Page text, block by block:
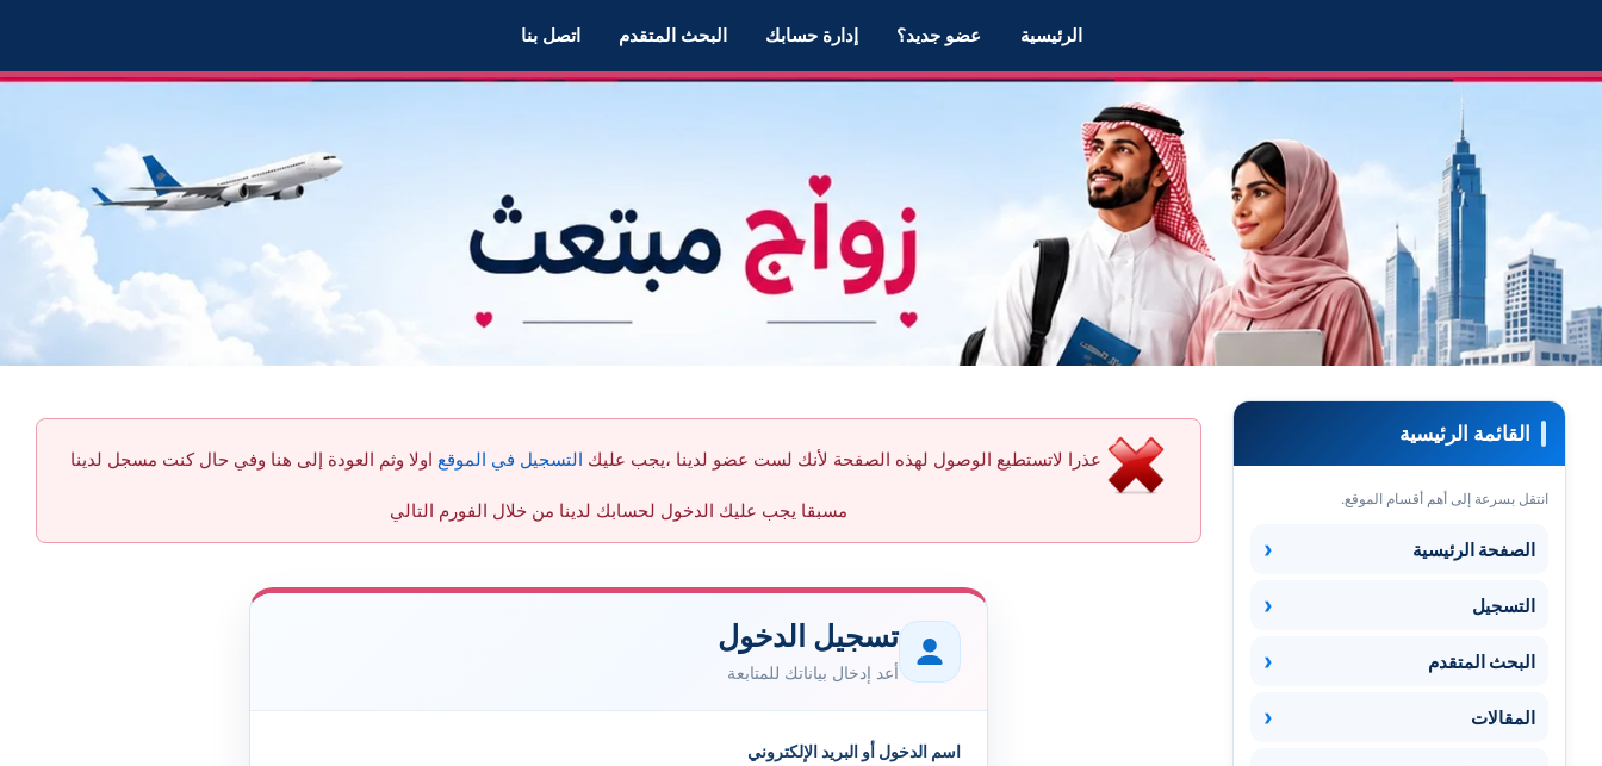
الرئيسية عضو جديد؟ إدارة حسابك البحث المتقدم اتصل بنا
عذرا لاتستطيع الوصول لهذه الصفحة لأنك لست عضو لدينا ،يجب عليك التسجيل في الموقع اولا وثم العودة إلى هنا وفي حال كنت مسجل لدينا
مسبقا يجب عليك الدخول لحسابك لدينا من خلال الفورم التالي
تسجيل الدخول
أعد إدخال بياناتك للمتابعة
اسم الدخول أو البريد الإلكتروني
القائمة الرئيسية
انتقل بسرعة إلى أهم أقسام الموقع.
الصفحة الرئيسية
التسجيل
البحث المتقدم
المقالات